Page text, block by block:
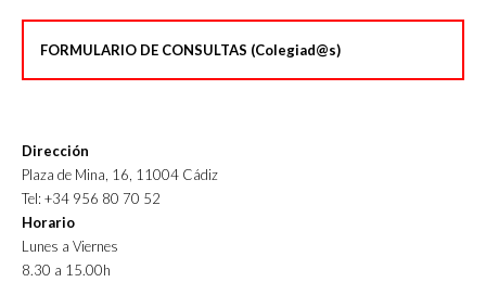
FORMULARIO DE CONSULTAS (Colegiad@s)
Dirección
Plaza de Mina, 16, 11004 Cádiz
Tel: +34 956 80 70 52
Horario
Lunes a Viernes
8.30 a 15.00h